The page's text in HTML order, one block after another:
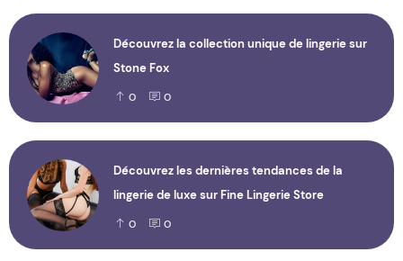
Découvrez la collection unique de lingerie sur
Stone Fox
0 0
Découvrez les dernières tendances de la
lingerie de luxe sur Fine Lingerie Store
0 0